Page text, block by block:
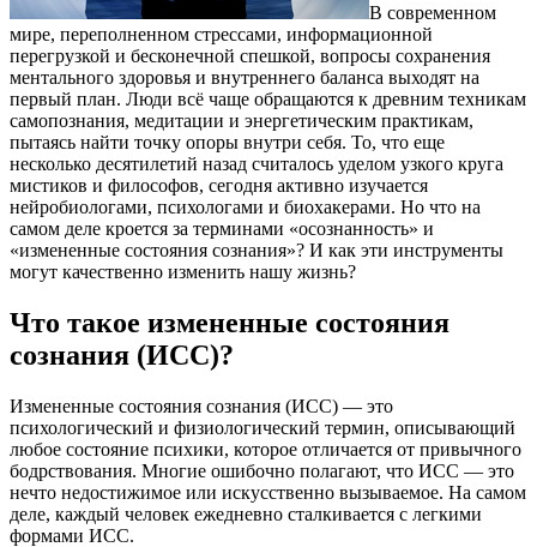
В современном
мире, переполненном стрессами, информационной
перегрузкой и бесконечной спешкой, вопросы сохранения
ментального здоровья и внутреннего баланса выходят на
первый план. Люди всё чаще обращаются к древним техникам
самопознания, медитации и энергетическим практикам,
пытаясь найти точку опоры внутри себя. То, что еще
несколько десятилетий назад считалось уделом узкого круга
мистиков и философов, сегодня активно изучается
нейробиологами, психологами и биохакерами. Но что на
самом деле кроется за терминами «осознанность» и
«измененные состояния сознания»? И как эти инструменты
могут качественно изменить нашу жизнь?
Что такое измененные состояния
сознания (ИСС)?
Измененные состояния сознания (ИСС) — это
психологический и физиологический термин, описывающий
любое состояние психики, которое отличается от привычного
бодрствования. Многие ошибочно полагают, что ИСС — это
нечто недостижимое или искусственно вызываемое. На самом
деле, каждый человек ежедневно сталкивается с легкими
формами ИСС.